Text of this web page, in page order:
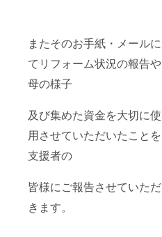
またそのお手紙・メールに
てリフォーム状況の報告や
母の様子
及び集めた資金を大切に使
用させていただいたことを
支援者の
皆様にご報告させていただ
きます。